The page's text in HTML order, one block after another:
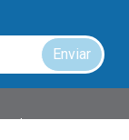
Enviar